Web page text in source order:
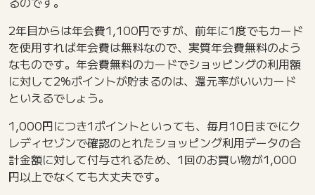
2年目からは年会費1,100円ですが、前年に1度でもカード
を使用すれば年会費は無料なので、実質年会費無料のよう
なものです。年会費無料のカードでショッピングの利用額
に対して2%ポイントが貯まるのは、還元率がいいカード
といえるでしょう。
1,000円につき1ポイントといっても、毎月10日までにク
レディセゾンで確認のとれたショッピング利用データの合
計金額に対して付与されるため、1回のお買い物が1,000
円以上でなくても大丈夫です。